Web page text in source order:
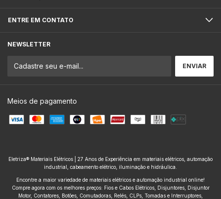
ENTRE EM CONTATO
NEWSLETTER
Meios de pagamento
Eletriza® Materiais Elétricos | 27 Anos de Experiência em materiais elétricos, automação
industrial, cabeamento elétrico, iluminação e hidráulica.
Encontre a maior variedade de materiais elétricos e automação industrial online!
Compre agora com os melhores preços: Fios e Cabos Elétricos, Disjuntores, Disjuntor
Motor, Contatores, Botões, Comutadoras, Relés, CLPs, Tomadas e Interruptores,